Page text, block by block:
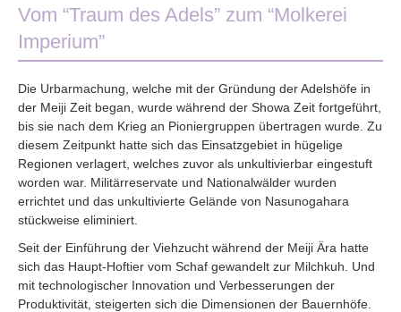
Vom “Traum des Adels” zum “Molkerei
Imperium”
Die Urbarmachung, welche mit der Gründung der Adelshöfe in
der Meiji Zeit began, wurde während der Showa Zeit fortgeführt,
bis sie nach dem Krieg an Pioniergruppen übertragen wurde. Zu
diesem Zeitpunkt hatte sich das Einsatzgebiet in hügelige
Regionen verlagert, welches zuvor als unkultivierbar eingestuft
worden war. Militärreservate und Nationalwälder wurden
errichtet und das unkultivierte Gelände von Nasunogahara
stückweise eliminiert.
Seit der Einführung der Viehzucht während der Meiji Ära hatte
sich das Haupt-Hoftier vom Schaf gewandelt zur Milchkuh. Und
mit technologischer Innovation und Verbesserungen der
Produktivität, steigerten sich die Dimensionen der Bauernhöfe.